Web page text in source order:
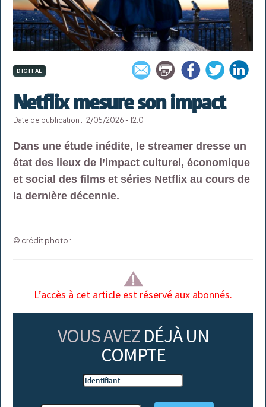
DIGITAL
Netflix mesure son impact
Date de publication : 12/05/2026 - 12:01
Dans une étude inédite, le streamer dresse un
état des lieux de l’impact culturel, économique
et social des films et séries Netflix au cours de
la dernière décennie.
© crédit photo :
L’accès à cet article est réservé aux abonnés.
VOUS AVEZ DÉJÀ UN
COMPTE